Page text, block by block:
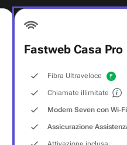
Fastweb Casa Pro
Fibra Ultraveloce
Chiamate illimitate
Modem Seven con
Assicurazione